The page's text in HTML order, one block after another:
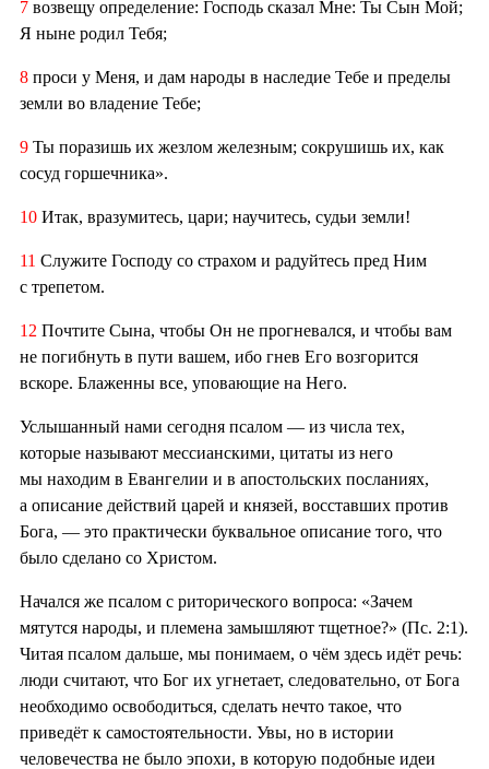
7 возвещу определение: Господь сказал Мне: Ты Сын Мой;
Я ныне родил Тебя;
8 проси у Меня, и дам народы в наследие Тебе и пределы
земли во владение Тебе;
9 Ты поразишь их жезлом железным; сокрушишь их, как
сосуд горшечника».
10 Итак, вразумитесь, цари; научитесь, судьи земли!
11 Служите Господу со страхом и радуйтесь пред Ним
с трепетом.
12 Почтите Сына, чтобы Он не прогневался, и чтобы вам
не погибнуть в пути вашем, ибо гнев Его возгорится
вскоре. Блаженны все, уповающие на Него.
Услышанный нами сегодня псалом — из числа тех,
которые называют мессианскими, цитаты из него
мы находим в Евангелии и в апостольских посланиях,
а описание действий царей и князей, восставших против
Бога, — это практически буквальное описание того, что
было сделано со Христом.
Начался же псалом с риторического вопроса: «Зачем
мятутся народы, и племена замышляют тщетное?» (Пс. 2:1).
Читая псалом дальше, мы понимаем, о чём здесь идёт речь:
люди считают, что Бог их угнетает, следовательно, от Бога
необходимо освободиться, сделать нечто такое, что
приведёт к самостоятельности. Увы, но в истории
человечества не было эпохи, в которую подобные идеи